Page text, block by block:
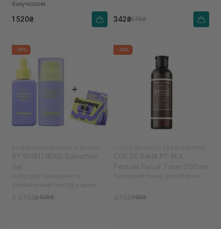
бакучіолом
1 520₴ 342₴570₴
-20%
2 076₴2 595₴
-40%
790₴